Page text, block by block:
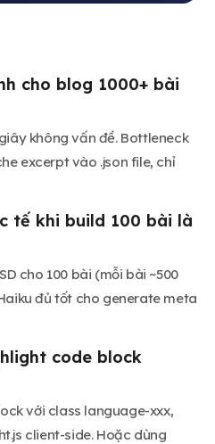
cho blog 1000+ bài
không vấn đề. Bottleneck
excerpt vào .json file, chỉ
tế khi build 100 bài là
cho 100 bài (mỗi bài ~500
đủ tốt cho generate meta
code block
với class language-xxx,
client-side. Hoặc dùng